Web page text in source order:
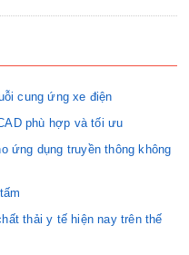
cung ứng xe điện
phù hợp và tối ưu
ứng dụng truyền thông không
thải y tế hiện nay trên thế